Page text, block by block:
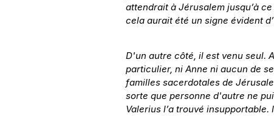
attendrait à Jérusalem jusqu’à
cela aurait été un signe évident
D'un autre côté, il est venu seul.
particulier, ni Anne ni aucun de
familles sacerdotales de
sorte que personne d'autre ne
Valerius l’a trouvé